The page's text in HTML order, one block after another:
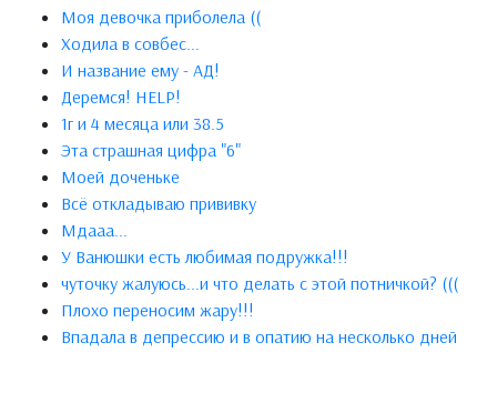
Моя девочка приболела ((
Ходила в совбес...
И название ему - АД!
Деремся! HELP!
1г и 4 месяца или 38.5
Эта страшная цифра "6"
Моей доченьке
Всё откладываю прививку
Мдааа...
У Ванюшки есть любимая подружка!!!
чуточку жалуюсь...и что делать с этой потничкой? (((
Плохо переносим жару!!!
Впадала в депрессию и в опатию на несколько дней